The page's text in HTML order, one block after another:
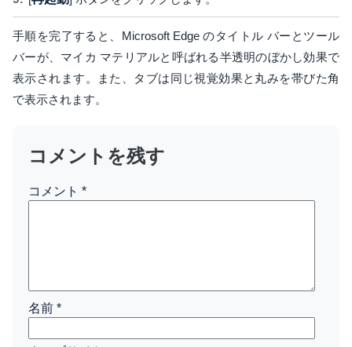
手順を完了すると、Microsoft Edge のタイトル バーとツール
バーが、マイカ マテリアルと呼ばれる半透明のぼかし効果で
表示されます。また、タブは同じ視覚効果と丸みを帯びた角
で表示されます。
コメントを残す
コメント *
名前 *